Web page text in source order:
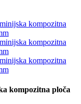
kompozitna ploča